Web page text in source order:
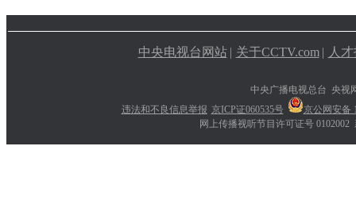
中央电视台网站 | 关于CCTV.com | 人
中央广播电视总台 央视
违法和不良信息举报 京ICP证060535号
京公网安备
网上传播视听节目许可证号 0102002